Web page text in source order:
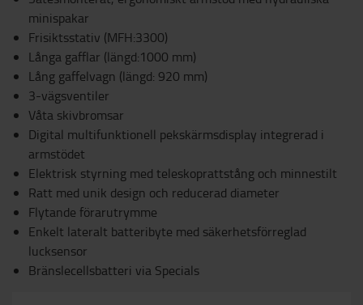
minispakar
Frisiktsstativ (MFH:3300)
Långa gafflar (längd:1000 mm)
Lång gaffelvagn (längd: 920 mm)
3-vägsventiler
Våta skivbromsar
Digital multifunktionell pekskärmsdisplay integrerad i
armstödet
Elektrisk styrning med teleskoprattstång och minnestilt
Ratt med unik design och reducerad diameter
Flytande förarutrymme
Enkelt lateralt batteribyte med säkerhetsförreglad
lucksensor
Bränslecellsbatteri via Specials